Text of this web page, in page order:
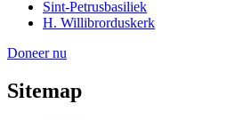
Sint-Petrusbasiliek
H. Willibrorduskerk
Doneer nu
Sitemap